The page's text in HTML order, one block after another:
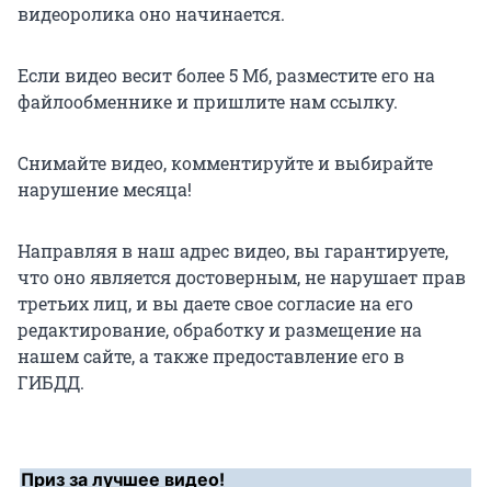
видеоролика оно начинается.
Если видео весит более 5 Мб, разместите его на
файлообменнике и пришлите нам ссылку.
Снимайте видео, комментируйте и выбирайте
нарушение месяца!
Направляя в наш адрес видео, вы гарантируете,
что оно является достоверным, не нарушает прав
третьих лиц, и вы даете свое согласие на его
редактирование, обработку и размещение на
нашем сайте, а также предоставление его в
ГИБДД.
Приз за лучшее видео!